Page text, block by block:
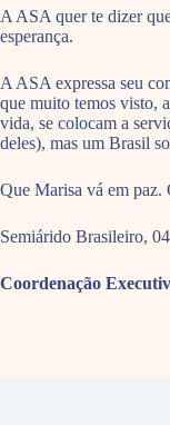
A ASA quer te dizer
esperança.
A ASA expressa seu
que muito temos visto,
vida, se colocam a
deles), mas um Brasil
Que Marisa vá em paz.
Semiárido Brasileiro,
Coordenação